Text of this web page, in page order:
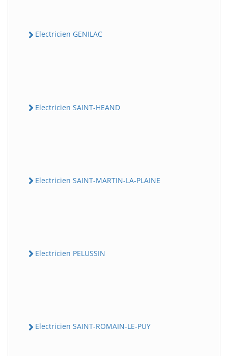
Electricien GENILAC
Electricien SAINT-HEAND
Electricien SAINT-MARTIN-LA-PLAINE
Electricien PELUSSIN
Electricien SAINT-ROMAIN-LE-PUY